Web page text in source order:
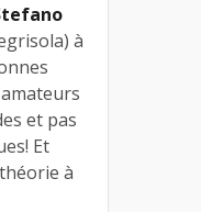
à
et pas
Et
à